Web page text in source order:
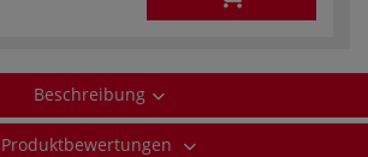
Beschreibung
Produktbewertungen